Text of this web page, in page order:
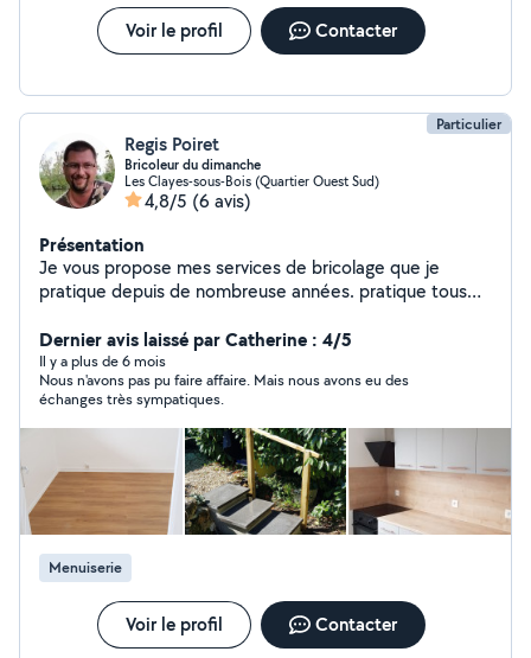
Voir le profil Contacter
Particulier
Regis Poiret
Bricoleur du dimanche
Les Clayes-sous-Bois (Quartier Ouest Sud)
4,8/5 (6 avis)
Présentation
Je vous propose mes services de bricolage que je
pratique depuis de nombreuse années. pratique tous
plomberie, serrurerie, menuiserie, montage de meuble,
électricité ext...J'ai tout le matériel nécessaire pour
réalisé vos travaux. Je suis très sérieux dans la
réalisation de mes projets. Contacter moi sur
regis.poiret.brico At g mail, je ne peux vous repondre sur
Dernier avis laissé par Catherine : 4/5
Il y a plus de 6 mois
Nous n'avons pas pu faire affaire. Mais nous avons eu des
échanges très sympatiques.
Menuiserie
Voir le profil Contacter